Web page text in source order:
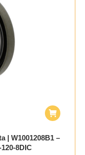
| W1001208B1 –
8DIC